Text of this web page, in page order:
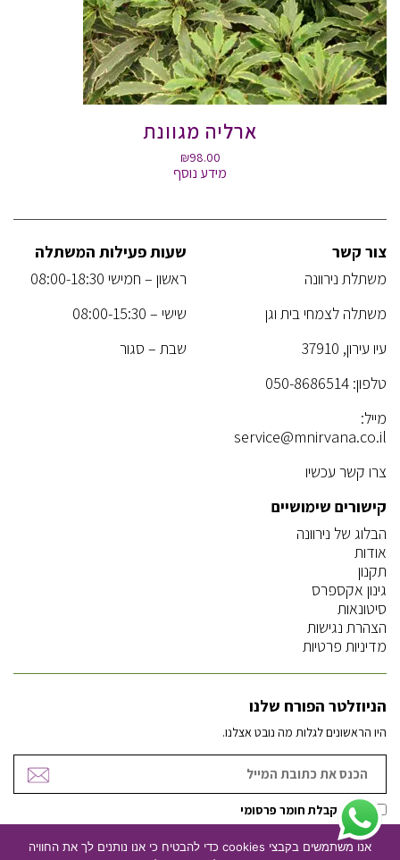
ארליה מגוונת
₪98.00
מידע נוסף
צור קשר
משתלת נירוונה
משתלה לצמחי בית וגן
עיו עירון, 37910
טלפון: 050-8686514
מייל:
service@mnirvana.co.il
צרו קשר עכשיו
שעות פעילות המשתלה
ראשון – חמישי 08:00-18:30
שישי – 08:00-15:30
שבת – סגור
קישורים שימושיים
הבלוג של נירוונה
אודות
תקנון
גינון אקספרס
סיטונאות
הצהרת נגישות
מדיניות פרטיות
הניוזלטר הפורח שלנו
היו הראשונים לגלות מה נובט אצלנו.
אישור קבלת חומר פרסומי
אנו משתמשים בקבצי cookies כדי להבטיח כי אנו נותנים לך את החוויה